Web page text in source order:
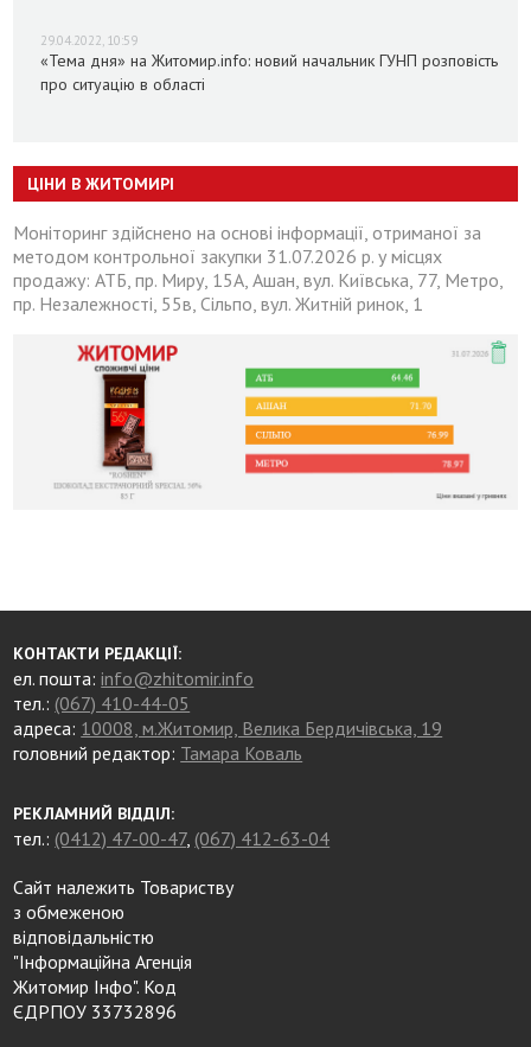
29.04.2022, 10:59
«Тема дня» на Житомир.info: новий начальник ГУНП розповість
про ситуацію в області
ЦІНИ В ЖИТОМИРІ
Моніторинг здійснено на основі інформації, отриманої за
методом контрольної закупки 31.07.2026 р. у місцях
продажу: АТБ, пр. Миру, 15А, Ашан, вул. Київська, 77, Метро,
пр. Незалежності, 55в, Сільпо, вул. Житній ринок, 1
КОНТАКТИ РЕДАКЦІЇ:
ел. пошта:info@zhitomir.info
тел.: (067) 410-44-05
адреса: 10008, м.Житомир, Велика Бердичівська, 19
головний редактор: Тамара Коваль
РЕКЛАМНИЙ ВІДДІЛ:
тел.: (0412) 47-00-47, (067) 412-63-04
Сайт належить Товариству
з обмеженою
відповідальністю
"Інформаційна Агенція
Житомир Інфо". Код
ЄДРПОУ 33732896